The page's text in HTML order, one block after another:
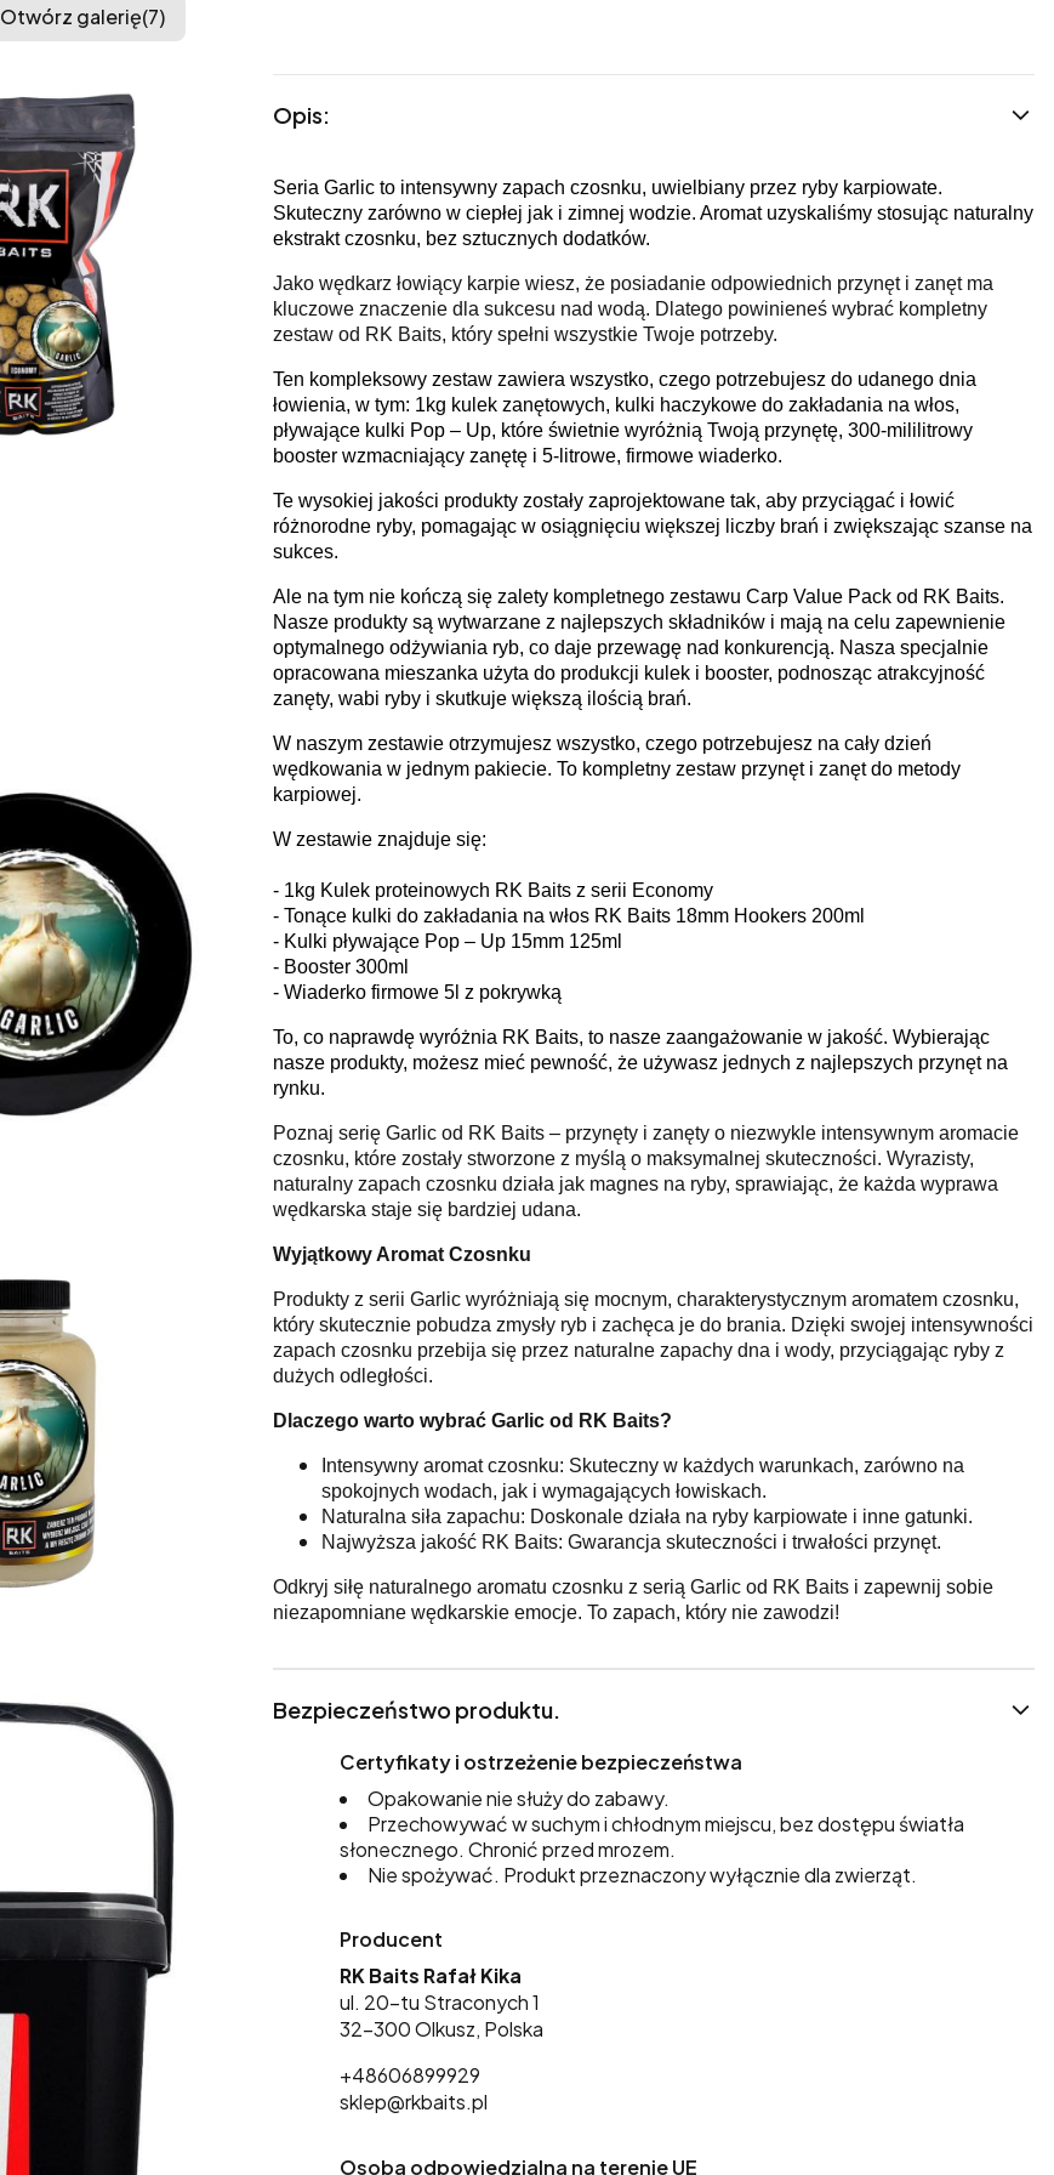
Otwórz galerię(7)
Opis:
Seria Garlic to intensywny zapach czosnku, uwielbiany przez ryby karpiowate.
Skuteczny zarówno w ciepłej jak i zimnej wodzie. Aromat uzyskaliśmy stosując naturalny
ekstrakt czosnku, bez sztucznych dodatków.
Jako wędkarz łowiący karpie wiesz, że posiadanie odpowiednich przynęt i zanęt ma
kluczowe znaczenie dla sukcesu nad wodą. Dlatego powinieneś wybrać kompletny
zestaw od RK Baits, który spełni wszystkie Twoje potrzeby.
Ten kompleksowy zestaw zawiera wszystko, czego potrzebujesz do udanego dnia
łowienia, w tym: 1kg kulek zanętowych, kulki haczykowe do zakładania na włos,
pływające kulki Pop – Up, które świetnie wyróżnią Twoją przynętę, 300-mililitrowy
booster wzmacniający zanętę i 5-litrowe, firmowe wiaderko.
Te wysokiej jakości produkty zostały zaprojektowane tak, aby przyciągać i łowić
różnorodne ryby, pomagając w osiągnięciu większej liczby brań i zwiększając szanse na
sukces.
Ale na tym nie kończą się zalety kompletnego zestawu Carp Value Pack od RK Baits.
Nasze produkty są wytwarzane z najlepszych składników i mają na celu zapewnienie
optymalnego odżywiania ryb, co daje przewagę nad konkurencją. Nasza specjalnie
opracowana mieszanka użyta do produkcji kulek i booster, podnosząc atrakcyjność
zanęty, wabi ryby i skutkuje większą ilością brań.
W naszym zestawie otrzymujesz wszystko, czego potrzebujesz na cały dzień
wędkowania w jednym pakiecie. To kompletny zestaw przynęt i zanęt do metody
karpiowej.
W zestawie znajduje się:
- 1kg Kulek proteinowych RK Baits z serii Economy
- Tonące kulki do zakładania na włos RK Baits 18mm Hookers 200ml
- Kulki pływające Pop – Up 15mm 125ml
- Booster 300ml
- Wiaderko firmowe 5l z pokrywką
To, co naprawdę wyróżnia RK Baits, to nasze zaangażowanie w jakość. Wybierając
nasze produkty, możesz mieć pewność, że używasz jednych z najlepszych przynęt na
rynku.
Poznaj serię Garlic od RK Baits – przynęty i zanęty o niezwykle intensywnym aromacie
czosnku, które zostały stworzone z myślą o maksymalnej skuteczności. Wyrazisty,
naturalny zapach czosnku działa jak magnes na ryby, sprawiając, że każda wyprawa
wędkarska staje się bardziej udana.
Wyjątkowy Aromat Czosnku
Produkty z serii Garlic wyróżniają się mocnym, charakterystycznym aromatem czosnku,
który skutecznie pobudza zmysły ryb i zachęca je do brania. Dzięki swojej intensywności
zapach czosnku przebija się przez naturalne zapachy dna i wody, przyciągając ryby z
dużych odległości.
Dlaczego warto wybrać Garlic od RK Baits?
Intensywny aromat czosnku: Skuteczny w każdych warunkach, zarówno na
spokojnych wodach, jak i wymagających łowiskach.
Naturalna siła zapachu: Doskonale działa na ryby karpiowate i inne gatunki.
Najwyższa jakość RK Baits: Gwarancja skuteczności i trwałości przynęt.
Odkryj siłę naturalnego aromatu czosnku z serią Garlic od RK Baits i zapewnij sobie
niezapomniane wędkarskie emocje. To zapach, który nie zawodzi!
Bezpieczeństwo produktu.
Certyfikaty i ostrzeżenie bezpieczeństwa
Opakowanie nie służy do zabawy.
Przechowywać w suchym i chłodnym miejscu, bez dostępu światła
słonecznego. Chronić przed mrozem.
Nie spożywać. Produkt przeznaczony wyłącznie dla zwierząt.
Producent
RK Baits Rafał Kika
ul. 20-tu Straconych 1
32-300 Olkusz, Polska
+48606899929
sklep@rkbaits.pl
Osoba odpowiedzialna na terenie UE